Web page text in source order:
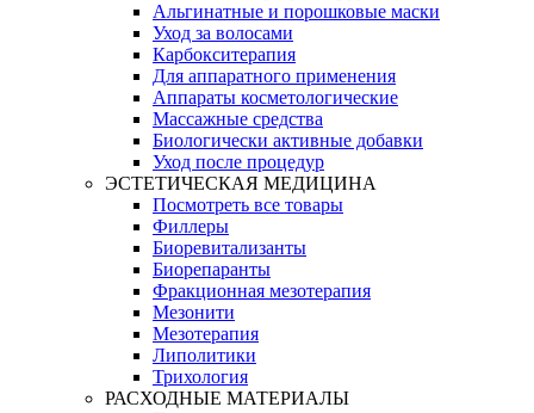
Альгинатные и порошковые маски
Уход за волосами
Карбокситерапия
Для аппаратного применения
Аппараты косметологические
Массажные средства
Биологически активные добавки
Уход после процедур
ЭСТЕТИЧЕСКАЯ МЕДИЦИНА
Посмотреть все товары
Филлеры
Биоревитализанты
Биорепаранты
Фракционная мезотерапия
Мезонити
Мезотерапия
Липолитики
Трихология
РАСХОДНЫЕ МАТЕРИАЛЫ